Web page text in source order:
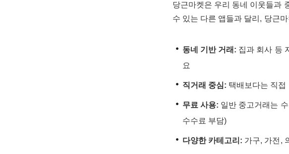
당근마켓은 우리 동네 이웃들과
수 있는 다른 앱들과 달리, 당근
동네 기반 거래: 집과 회사 등
요
직거래 중심: 택배보다는 직접
무료 사용: 일반 중고거래는
수수료 부담)
다양한 카테고리: 가구, 가전,